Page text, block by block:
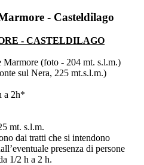
- Casteldilago
- CASTELDILAGO
Marmore (foto - 204 mt. s.l.m.)
sul Nera, 225 mt.s.l.m.)
a 2h*
mt. s.l.m.
dai tratti che si intendono
presenza di persone
1/2 h a 2 h.